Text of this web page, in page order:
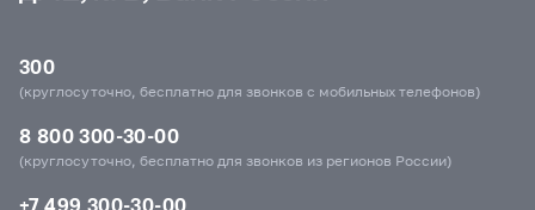
300
(круглосуточно, бесплатно для звонков с мобильных телефонов)
8 800 300-30-00
(круглосуточно, бесплатно для звонков из регионов России)
+7 499 300-30-00